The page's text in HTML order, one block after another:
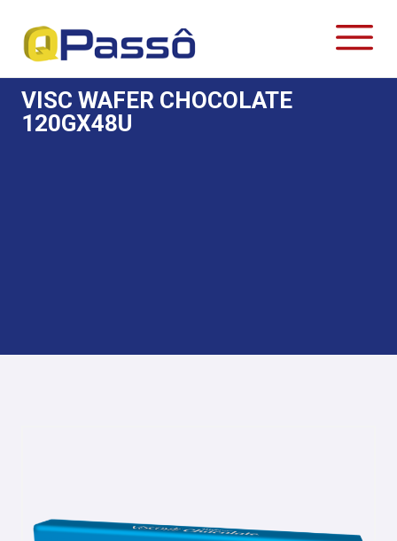
VISC WAFER CHOCOLATE
120GX48U